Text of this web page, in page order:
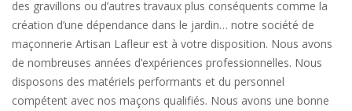
des gravillons ou d’autres travaux plus conséquents comme la
création d’une dépendance dans le jardin… notre société de
maçonnerie Artisan Lafleur est à votre disposition. Nous avons
de nombreuses années d’expériences professionnelles. Nous
disposons des matériels performants et du personnel
compétent avec nos maçons qualifiés. Nous avons une bonne